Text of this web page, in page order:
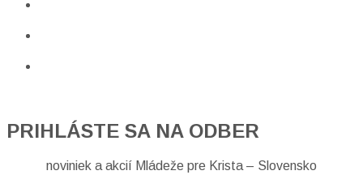
PRIHLÁSTE SA NA ODBER
noviniek a akcií Mládeže pre Krista – Slovensko